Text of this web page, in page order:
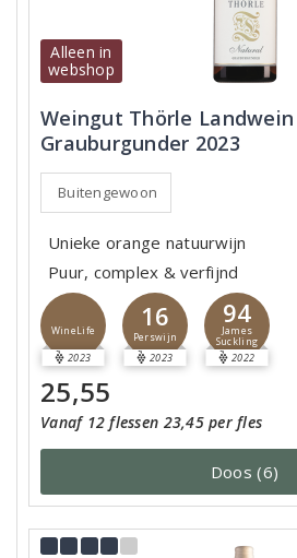
Alleen in
webshop
Weingut Thörle
Grauburgunder 2023
Buitengewoon
Unieke orange natuurwijn
Puur, complex & verfijnd
WineLife
2023
16
Perswijn
2023
94
James
Suckling
2022
25,55
Vanaf 12 flessen 23,45 per fles
Doos (6)